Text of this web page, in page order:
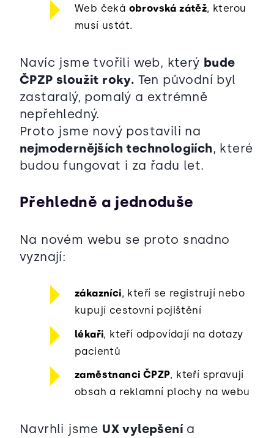
Web čeká obrovská zátěž, kterou
musí ustát.
Navíc jsme tvořili web, který bude
ČPZP sloužit roky. Ten původní byl
zastaralý, pomalý a extrémně
nepřehledný.
Proto jsme nový postavili na
nejmodernějších technologiích, které
budou fungovat i za řadu let.
Přehledně a jednoduše
Na novém webu se proto snadno
vyznají:
zákazníci, kteří se registrují nebo
kupují cestovní pojištění
lékaři, kteří odpovídají na dotazy
pacientů
zaměstnanci ČPZP, kteří spravují
obsah a reklamní plochy na webu
Navrhli jsme UX vylepšenía